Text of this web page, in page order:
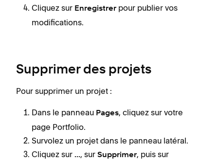
Cliquez sur Enregistrer pour publier vos
modifications.
Supprimer des projets
Pour supprimer un projet :
Dans le panneau Pages, cliquez sur votre
page Portfolio.
Survolez un projet dans le panneau latéral.
Cliquez sur ..., sur Supprimer, puis sur